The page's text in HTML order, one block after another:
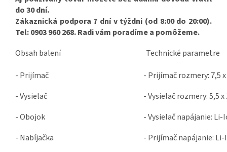
do 30 dní.
Zákaznická podpora 7 dní v týždni (od 8:00 do 20:00).
Tel: 0903 960 268. Radi vám poradíme a pomôžeme.
Obsah balení
Technické parametre
- Prijímač
- Vysielač
- Obojok
- Nabíjačka
- Prijímač rozmery: 7,5 x
- Vysielač rozmery: 5,5 x
- Vysielač napájanie:
- Prijímač napájanie: